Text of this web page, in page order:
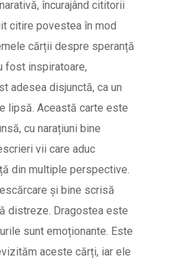
încurajând cititorii
citire povestea în mod
cărții despre speranță
fost inspiratoare,
adesea disjunctă, ca un
lipsă. Această carte este
cu narațiuni bine
vii care aduc
din multiple perspective.
și bine scrisă
distreze. Dragostea este
sunt emoționante. Este
aceste cărți, iar ele